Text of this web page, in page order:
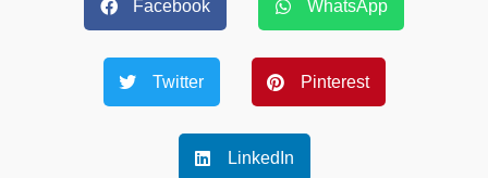
Facebook WhatsApp
Twitter Pinterest
LinkedIn